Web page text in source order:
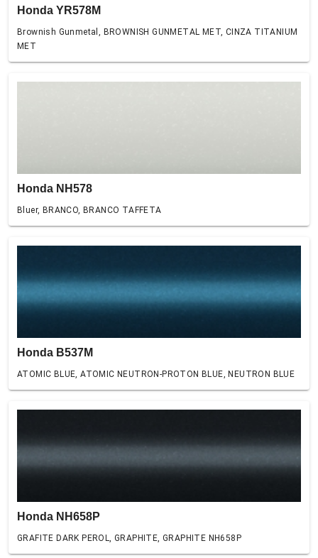
Honda YR578M
Brownish Gunmetal, BROWNISH GUNMETAL MET, CINZA TITANIUM
MET
Honda NH578
Bluer, BRANCO, BRANCO TAFFETA
Honda B537M
ATOMIC BLUE, ATOMIC NEUTRON-PROTON BLUE, NEUTRON BLUE
Honda NH658P
GRAFITE DARK PEROL, GRAPHITE, GRAPHITE NH658P